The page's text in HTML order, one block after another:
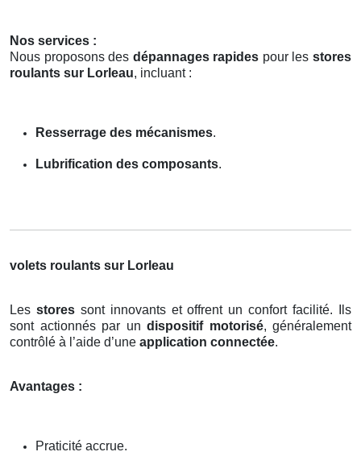
Nos services :
Nous proposons des dépannages rapides pour lesstores
roulants sur Lorleau, incluant :
Resserrage des mécanismes.
Lubrification des composants.
volets roulants sur Lorleau
Les storessont innovants et offrent un confort facilité. Ils
sont actionnés par un dispositif motorisé, généralement
contrôlé à l’aide d’une application connectée.
Avantages :
Praticité accrue.